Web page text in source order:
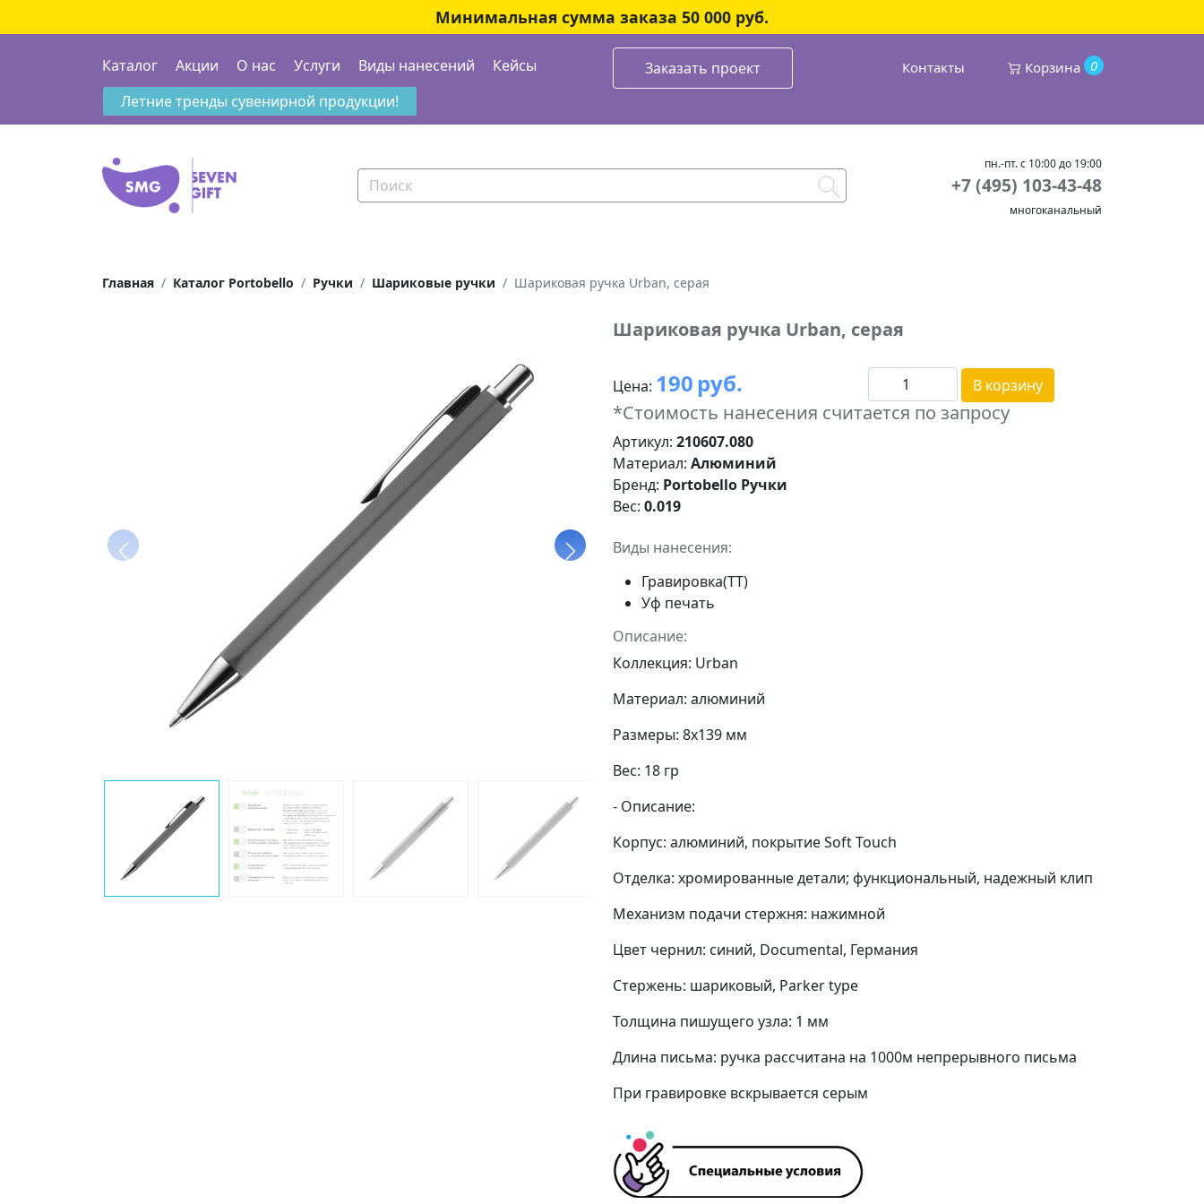
Минимальная сумма заказа 50 000 руб.
Каталог Акции О нас Услуги Виды нанесений Кейсы Заказать проект Контакты 0
Корзина
Летние тренды сувенирной продукции!
пн.-пт. с 10:00 до 19:00
+7 (495) 103-43-48
многоканальный
Главная Каталог Portobello Ручки Шариковые ручки Шариковая ручка Urban, серая
Шариковая ручка Urban, серая
Цена: 190 руб. В корзину
*Стоимость нанесения считается по запросу
Артикул: 210607.080
Материал: Алюминий
Бренд: Portobello Ручки
Вес: 0.019
Виды нанесения:
Гравировка(ТТ)
Уф печать
Описание:
Коллекция: Urban
Материал: алюминий
Размеры: 8х139 мм
Вес: 18 гр
- Описание:
Корпус: алюминий, покрытие Soft Touch
Отделка: хромированные детали; функциональный, надежный клип
Механизм подачи стержня: нажимной
Цвет чернил: синий, Documental, Германия
Стержень: шариковый, Parker type
Толщина пишущего узла: 1 мм
Длина письма: ручка рассчитана на 1000м непрерывного письма
При гравировке вскрывается серым